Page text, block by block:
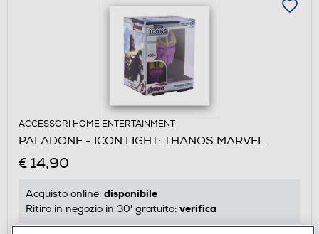
ACCESSORI HOME ENTERTAINMENT
PALADONE - ICON LIGHT: THANOS MARVEL
€ 14,90
Acquisto online: disponibile
Ritiro in negozio in 30' gratuito: verifica